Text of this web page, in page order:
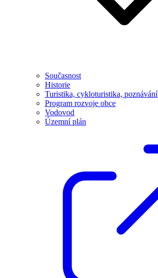
Současnost
Historie
Turistika, cykloturistika, poznávání
Program rozvoje obce
Vodovod
Územní plán